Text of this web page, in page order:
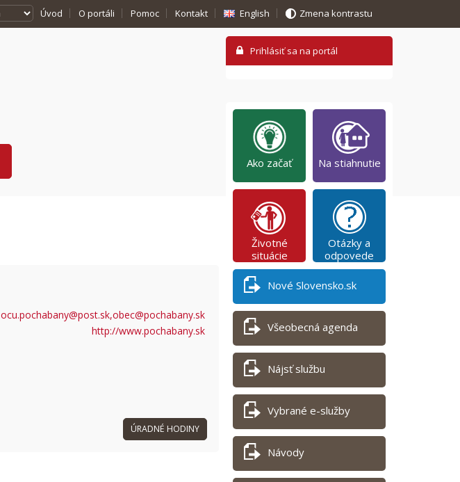
Úvod O portáli Pomoc Kontakt English Zmena kontrastu
ocu.pochabany@post.sk,obec@pochabany.sk
http://www.pochabany.sk
ÚRADNÉ HODINY
Ako začať Na stiahnutie
Životné
situácie
Otázky a
odpovede
Nové Slovensko.sk
Všeobecná agenda
Nájsť službu
Vybrané e-služby
Návody